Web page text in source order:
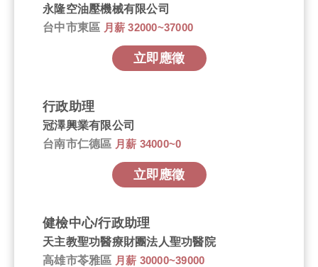
永隆空油壓機械有限公司
台中市東區 月薪 32000~37000
立即應徵
行政助理
冠澤興業有限公司
台南市仁德區 月薪 34000~0
立即應徵
健檢中心/行政助理
天主教聖功醫療財團法人聖功醫院
高雄市苓雅區 月薪 30000~39000